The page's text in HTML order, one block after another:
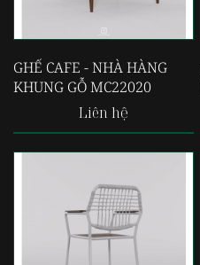
GHẾ CAFE - NHÀ HÀNG
KHUNG GỖ MC22020
Liên hệ